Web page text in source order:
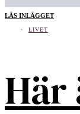
LÄS INLÄGGET
LIVET
Här